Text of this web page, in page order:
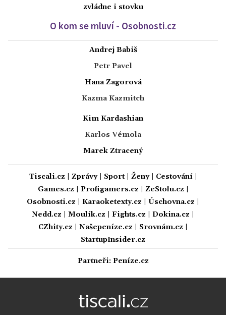
zvládne i stovku
O kom se mluví - Osobnosti.cz
Andrej Babiš
Petr Pavel
Hana Zagorová
Kazma Kazmitch
Kim Kardashian
Karlos Vémola
Marek Ztracený
Tiscali.cz Zprávy| Sport| Ženy| Cestování|
Games.cz
Profigamers.cz ZeStolu.cz
Osobnosti.cz
Karaoketexty.cz Úschovna.cz
Nedd.cz
Moulík.cz Fights.cz Dokina.cz
CZhity.cz
Našepeníze.cz Srovnám.cz
StartupInsider.cz
Partneři: Peníze.cz